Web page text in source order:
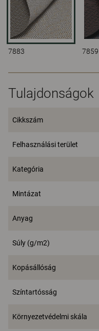
7883 7859
Tulajdonságok
Cikkszám
Felhasználási terület
Kategória
Mintázat
Anyag
Súly (g/m2)
Kopásállóság
Színtartósság
Környezetvédelmi skála